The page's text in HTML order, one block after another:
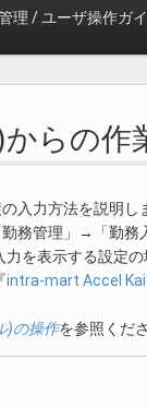
理 / ユーザ操作ガ
らの作
入力方法を説明し
務管理」→「勤務
を表示する設定
intra-mart Accel
)の操作を参照くだ